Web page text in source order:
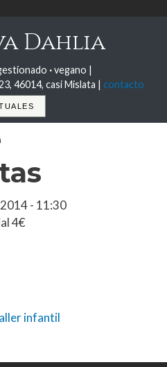
Dahlia
·vegano |
46014, casi Mislata | contacto
- 11:30
4€
infantil